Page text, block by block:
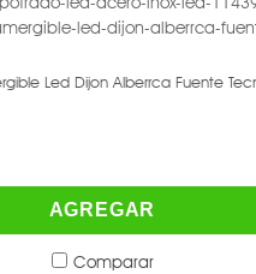
Led Dijon Alberrca Fuente
AGREGAR
Comparar